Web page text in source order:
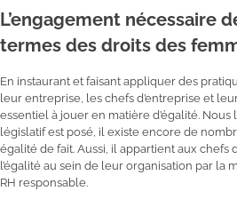
L’engagement nécessaire
termes des droits des
En instaurant et faisant appliquer des
leur entreprise, les chefs d’entreprise et
essentiel à jouer en matière d’égalité. Nous
législatif est posé, il existe encore de
égalité de fait. Aussi, il appartient aux chefs
l’égalité au sein de leur organisation par la
RH responsable.